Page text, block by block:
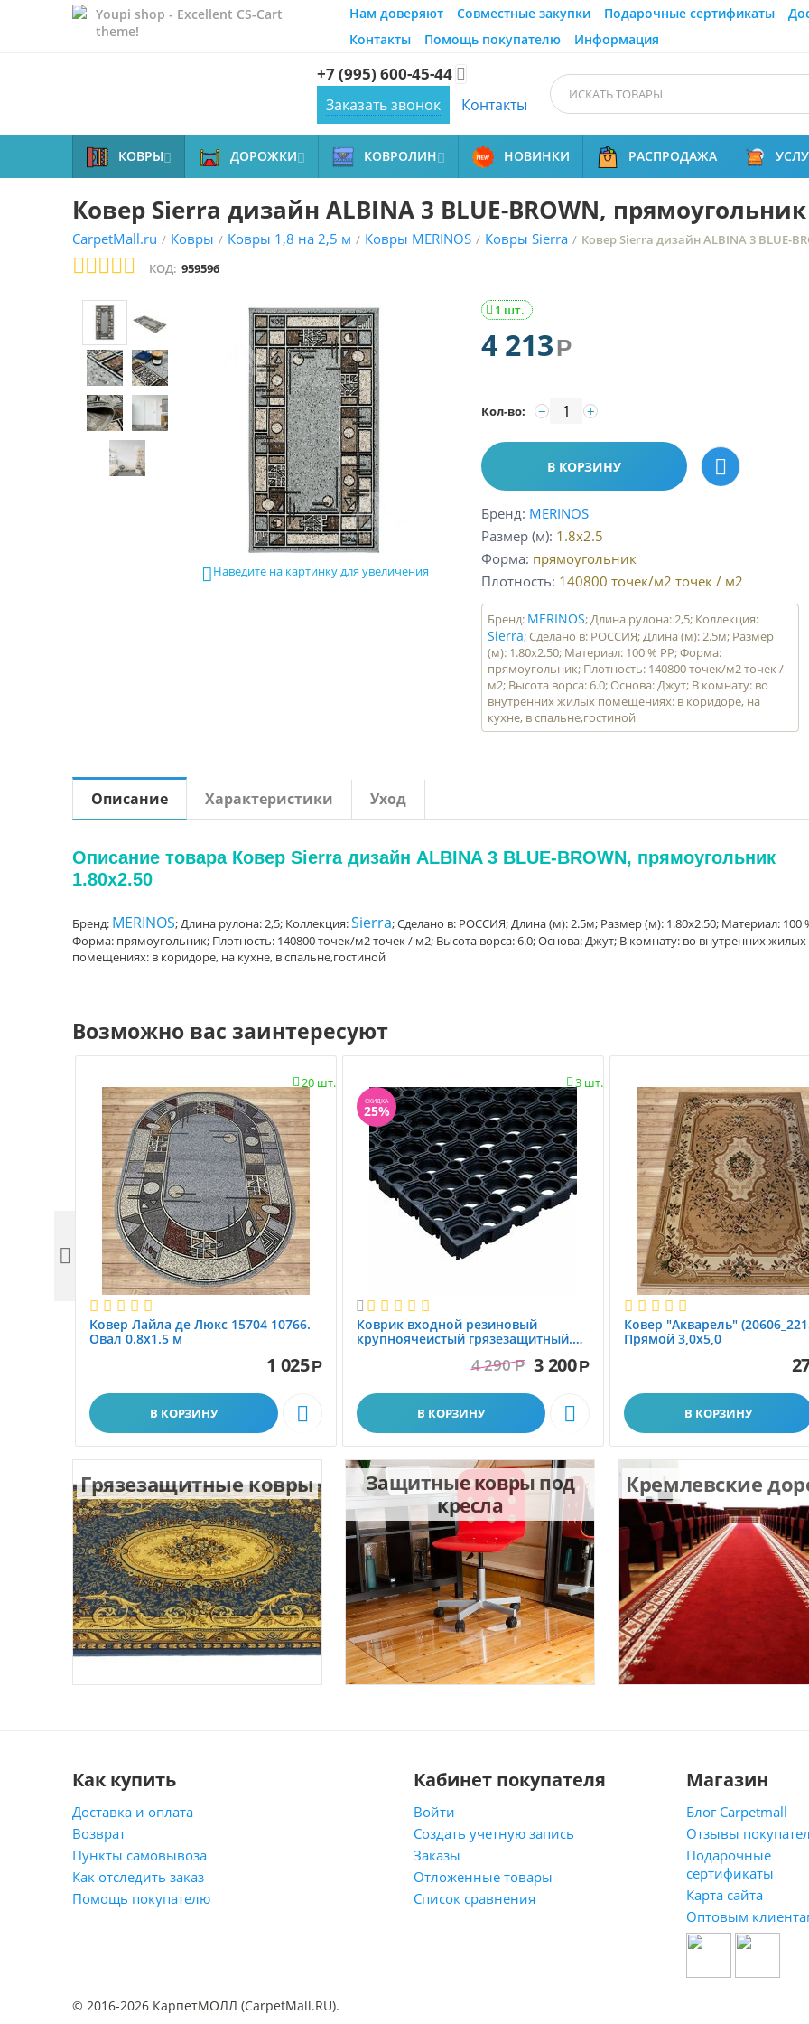
Youpi shop - Excellent CS-Cart
theme!
Нам доверяют Совместные закупки Подарочные сертификаты
Контакты
Помощь покупателю Информация
+7 (995) 600-45-44 
Заказать звонок Контакты
КОВРЫ ДОРОЖКИ КОВРОЛИН НОВИНКИ РАСПРОДАЖА
Ковер Sierra дизайн ALBINA 3 BLUE-BROWN,
CarpetMall.ru / Ковры / Ковры 1,8 на 2,5 м / Ковры MERINOS / Ковры Sierra / Ковер Sierra дизайн ALBINA 3 BLUE-
КОД: 959596
Наведите на картинку для увеличения
1 шт.

4 213Р
Кол-во: +
−
В КОРЗИНУ
Бренд MERINOS
Размер (м) 1.8x2.5
Форма прямоугольник
Плотность 140800 точек/м2 точек / м2
Бренд: MERINOS; Длина рулона: 2,5; Коллекция:
Sierra; Сделано в: РОССИЯ; Длина (м): 2.5м; Размер
(м): 1.80x2.50; Материал: 100 % PP; Форма:
прямоугольник; Плотность: 140800 точек/м2 точек /
м2; Высота ворса: 6.0; Основа: Джут; В комнату: во
внутренних жилых помещениях: в коридоре, на
кухне, в спальне,гостиной
Описание Характеристики Уход
Описание товара Ковер Sierra дизайн ALBINA 3 BLUE-BROWN, прямоугольник
1.80x2.50
Бренд: MERINOS; Длина рулона: 2,5; Коллекция:Sierra; Сделано в: РОССИЯ; Длина (м): 2.5м; Размер (м): 1.80x2.50; Материал: 100
Форма: прямоугольник; Плотность: 140800 точек/м2 точек / м2; Высота ворса: 6.0; Основа: Джут; В комнату: во внутренних жилых
помещениях: в коридоре, на кухне, в спальне,гостиной
Возможно вас заинтересуют
20 шт.

Ковер Лайла де Люкс 15704 10766.
Овал 0.8x1.5 м
1 025Р
В КОРЗИНУ 
3 шт.

СКИДКА
25%

Коврик вxодной резиновый
крупноячеистый грязезащитный.
4 290 Р 3 200Р
В КОРЗИНУ 
Ковер "Акварель"
Прямой 3,0х5,0
В КОРЗИНУ

Грязезащитные ковры
Защитные ковры под
кресла
Кремлевские
Как купить
Доставка и оплата
Возврат
Пункты самовывоза
Как отследить заказ
Помощь покупателю
Кабинет покупателя
Войти
Создать учетную запись
Заказы
Отложенные товары
Список сравнения
Магазин
Блог Carpetmall
Отзывы
Подарочные
сертификаты
Карта сайта
Оптовым
© 2016-2026 КарпетМОЛЛ (CarpetMall.RU).